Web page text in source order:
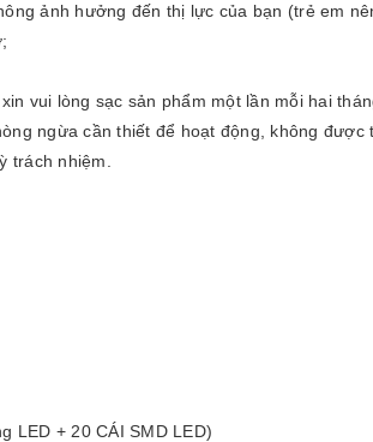
ảnh hưởng đến thị lực của bạn (trẻ em
vui lòng sạc sản phẩm một lần mỗi hai
ngừa cần thiết để hoạt động, không
trách nhiệm.
LED + 20 CÁI SMD LED)